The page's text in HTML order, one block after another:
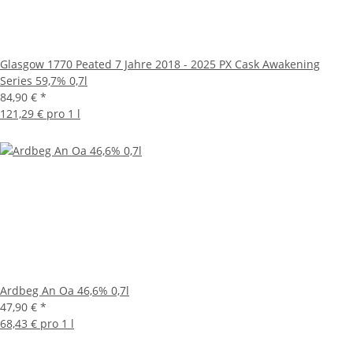
Glasgow 1770 Peated 7 Jahre 2018 - 2025 PX Cask Awakening
Series 59,7% 0,7l
84,90 € *
121,29 € pro 1 l
Ardbeg An Oa 46,6% 0,7l
47,90 € *
68,43 € pro 1 l